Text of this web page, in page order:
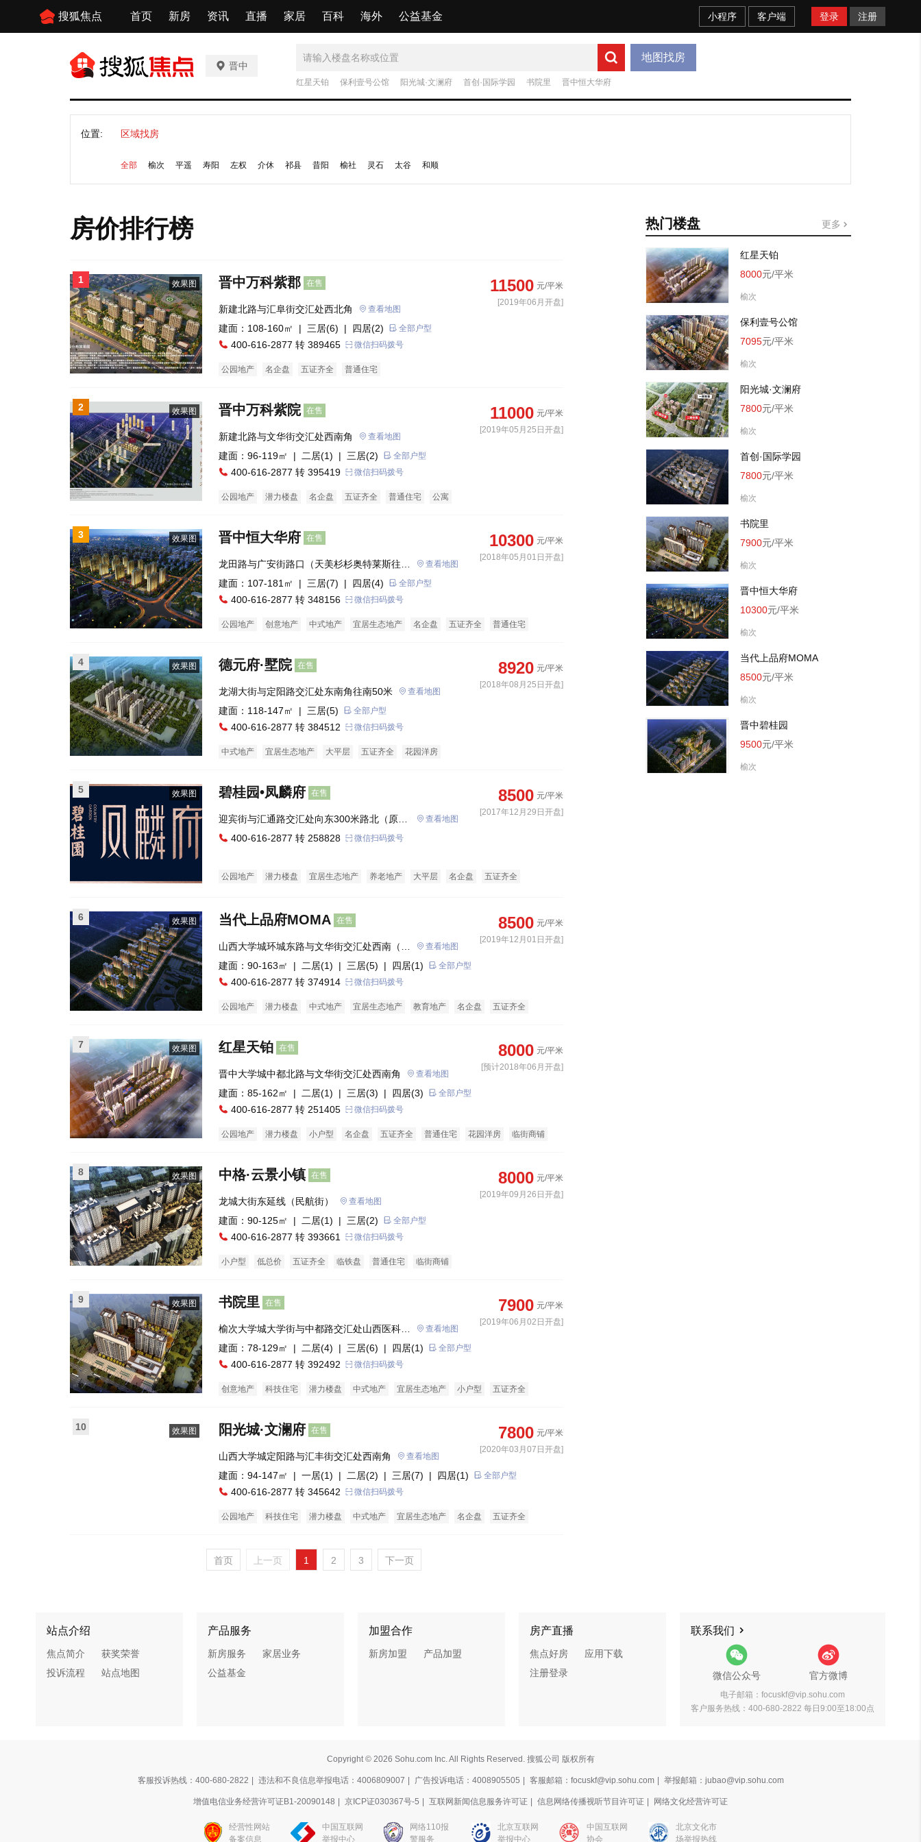
搜狐焦点 首页 新房 资讯 直播 家居 百科 海外 公益基金 小程序 客户端 登录 注册
晋中
地图找房
红星天铂 保利壹号公馆 阳光城·文澜府 首创·国际学园 书院里
晋中恒大华府
位置: 区域找房
全部 榆次 平遥 寿阳 左权 介休 祁县 昔阳 榆社 灵石 太谷 和顺
房价排行榜
效果图
1 晋中万科紫郡 在售 11500 元/平米
[2019年06月开盘]
新建北路与汇阜街交汇处西北角 查看地图
建面：108-160㎡ | 三居(6) | 四居(2) 全部户型
400-616-2877 转 389465 微信扫码拨号
公园地产 名企盘 五证齐全 普通住宅
效果图
2 晋中万科紫院 在售 11000 元/平米
[2019年05月25日开盘]
新建北路与文华街交汇处西南角 查看地图
建面：96-119㎡ | 二居(1) | 三居(2) 全部户型
400-616-2877 转 395419 微信扫码拨号
公园地产 潜力楼盘 名企盘 五证齐全 普通住宅 公寓
效果图
3 晋中恒大华府 在售 10300 元/平米
[2018年05月01日开盘]
龙田路与广安街路口（天美杉杉奥特莱斯往北
500米）
查看地图
建面：107-181㎡ | 三居(7) | 四居(4) 全部户型
400-616-2877 转 348156 微信扫码拨号
公园地产 创意地产 中式地产 宜居生态地产 名企盘 五证齐全
普通住宅
效果图
4 德元府·墅院 在售 8920 元/平米
[2018年08月25日开盘]
龙湖大街与定阳路交汇处东南角往南50米 查看地图
建面：118-147㎡ | 三居(5) 全部户型
400-616-2877 转 384512 微信扫码拨号
中式地产 宜居生态地产 大平层 五证齐全 花园洋房
效果图
5 碧桂园•凤麟府 在售 8500 元/平米
[2017年12月29日开盘]
迎宾街与汇通路交汇处向东300米路北（原理
工大轻纺美院旧址）
查看地图
400-616-2877 转 258828 微信扫码拨号
公园地产 潜力楼盘 宜居生态地产 养老地产 大平层 名企盘
五证齐全
效果图
6 当代上品府MOMA 在售 8500 元/平米
[2019年12月01日开盘]
山西大学城环城东路与文华街交汇处西南（官
道巷民俗文化小镇西侧）
查看地图
建面：90-163㎡ | 二居(1) | 三居(5) | 四居(1) 全部户型
400-616-2877 转 374914 微信扫码拨号
公园地产 潜力楼盘 中式地产 宜居生态地产 教育地产 名企盘
五证齐全
效果图
7 红星天铂 在售 8000 元/平米
[预计2018年06月开盘]
晋中大学城中都北路与文华街交汇处西南角 查看地图
建面：85-162㎡ | 二居(1) | 三居(3) | 四居(3) 全部户型
400-616-2877 转 251405 微信扫码拨号
公园地产 潜力楼盘 小户型 名企盘 五证齐全 普通住宅 花园洋房
临街商铺
效果图
8 中格·云景小镇 在售 8000 元/平米
[2019年09月26日开盘]
龙城大街东延线（民航街） 查看地图
建面：90-125㎡ | 二居(1) | 三居(2) 全部户型
400-616-2877 转 393661 微信扫码拨号
小户型 低总价 五证齐全 临铁盘 普通住宅 临街商铺
效果图
9 书院里 在售 7900 元/平米
[2019年06月02日开盘]
榆次大学城大学街与中都路交汇处山西医科大
学对面
查看地图
建面：78-129㎡ | 二居(4) | 三居(6) | 四居(1) 全部户型
400-616-2877 转 392492 微信扫码拨号
创意地产 科技住宅 潜力楼盘 中式地产 宜居生态地产 小户型
五证齐全
效果图
10 阳光城·文澜府 在售 7800 元/平米
[2020年03月07日开盘]
山西大学城定阳路与汇丰街交汇处西南角 查看地图
建面：94-147㎡ | 一居(1) | 二居(2) | 三居(7) | 四居(1) 全部户型
400-616-2877 转 345642 微信扫码拨号
公园地产 科技住宅 潜力楼盘 中式地产 宜居生态地产 名企盘
五证齐全
首页 上一页 1 2 3 下一页
热门楼盘 更多
红星天铂
8000元/平米
榆次
保利壹号公馆
7095元/平米
榆次
阳光城·文澜府
7800元/平米
榆次
首创·国际学园
7800元/平米
榆次
书院里
7900元/平米
榆次
晋中恒大华府
10300元/平米
榆次
当代上品府MOMA
8500元/平米
榆次
晋中碧桂园
9500元/平米
榆次
站点介绍
焦点简介
获奖荣誉
投诉流程
站点地图
产品服务
新房服务
家居业务
公益基金
加盟合作
新房加盟 产品加盟
房产直播
焦点好房
应用下载
注册登录
联系我们
微信公众号 官方微博
电子邮箱：focuskf@vip.sohu.com
客户服务热线：400-680-2822 每日9:00至18:00点
Copyright © 2026 Sohu.com Inc. All Rights Reserved. 搜狐公司 版权所有
客服投诉热线：400-680-2822 违法和不良信息举报电话：4006809007 广告投诉电话：4008905505 客服邮箱：focuskf@vip.sohu.com 举报邮箱：jubao@vip.sohu.com
增值电信业务经营许可证B1-20090148 京ICP证030367号-5 互联网新闻信息服务许可证 信息网络传播视听节目许可证 网络文化经营许可证
经营性网站
备案信息
中国互联网
举报中心
网络110报
警服务
北京互联网
举报中心
中国互联网
协会
北京文化市
场举报热线